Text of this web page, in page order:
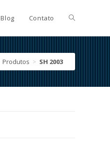
Blog Contato
Produtos > SH 2003